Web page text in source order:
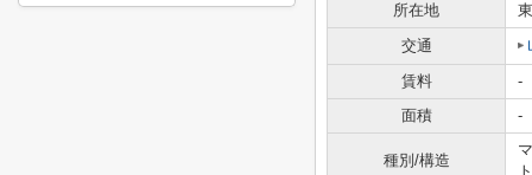
所在地
交通
賃料
-
面積
-
種別/構造
ト